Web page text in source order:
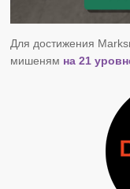
Для достижения
мишеням на 21